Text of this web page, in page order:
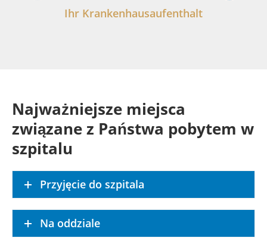
Ihr Krankenhausaufenthalt
Najważniejsze miejsca
związane z Państwa pobytem w
szpitalu
Przyjęcie do szpitala
Na oddziale